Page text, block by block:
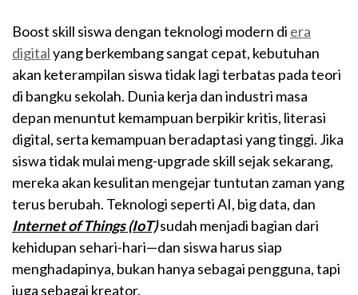
Boost skill siswa dengan teknologi modern di era
digitalyang berkembang sangat cepat, kebutuhan
akan keterampilan siswa tidak lagi terbatas pada teori
di bangku sekolah. Dunia kerja dan industri masa
depan menuntut kemampuan berpikir kritis, literasi
digital, serta kemampuan beradaptasi yang tinggi. Jika
siswa tidak mulai meng-upgrade skill sejak sekarang,
mereka akan kesulitan mengejar tuntutan zaman yang
terus berubah. Teknologi seperti AI, big data, dan
Internet of Things (IoT)sudah menjadi bagian dari
kehidupan sehari-hari—dan siswa harus siap
menghadapinya, bukan hanya sebagai pengguna, tapi
juga sebagai kreator.